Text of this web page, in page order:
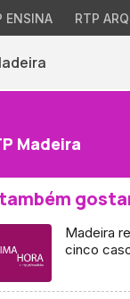
ENSINA RTP
Madeira
Madeira
cinco